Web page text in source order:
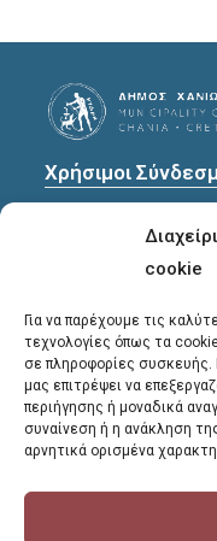
cookie
Για να παρέχουμε τις
τεχνολογίες όπως τα
σε πληροφορίες συσκευής.
μας επιτρέψει να
περιήγησης ή μοναδικά
συναίνεση ή η ανάκληση
αρνητικά ορισμένα
Χρήσιμοι
Προσωπικών